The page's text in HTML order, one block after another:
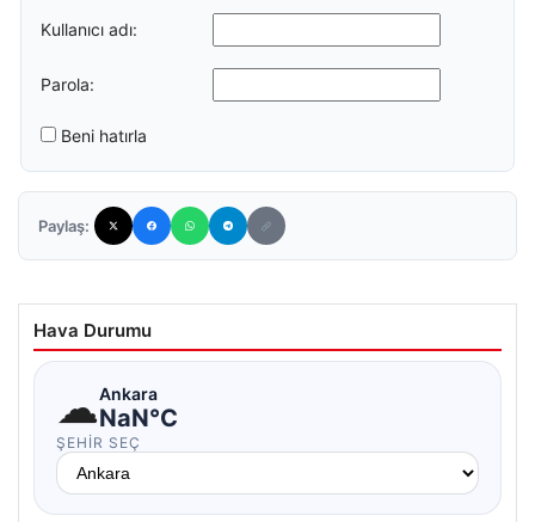
Kullanıcı adı:
Parola:
Beni hatırla
Paylaş:
Hava Durumu
☁Ankara
NaN°C
ŞEHIR SEÇ